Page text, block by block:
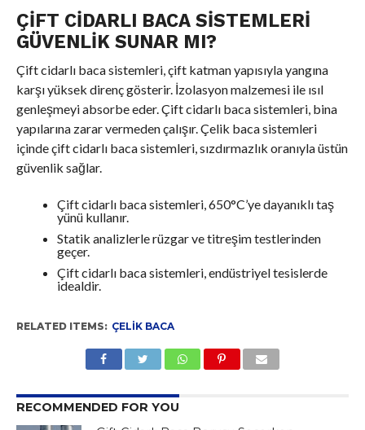
ÇIFT CIDARLI BACA SISTEMLERI
GÜVENLIK SUNAR MI?
Çift cidarlı baca sistemleri, çift katman yapısıyla yangına
karşı yüksek direnç gösterir. İzolasyon malzemesi ile ısıl
genleşmeyi absorbe eder. Çift cidarlı baca sistemleri, bina
yapılarına zarar vermeden çalışır. Çelik baca sistemleri
içinde çift cidarlı baca sistemleri, sızdırmazlık oranıyla üstün
güvenlik sağlar.
Çift cidarlı baca sistemleri, 650°C’ye dayanıklı taş
yünü kullanır.
Statik analizlerle rüzgar ve titreşim testlerinden
geçer.
Çift cidarlı baca sistemleri, endüstriyel tesislerde
idealdir.
RELATED ITEMS: ÇELIK BACA
RECOMMENDED FOR YOU